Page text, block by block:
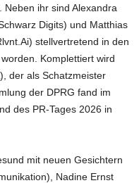
Neben ihr sind Alexandra
Digits) und Matthias
stellvertretend in den
Komplettiert wird
der als Schatzmeister
der DPRG fand im
des PR-Tages 2026 in
mit neuen Gesichtern
Nadine Ernst